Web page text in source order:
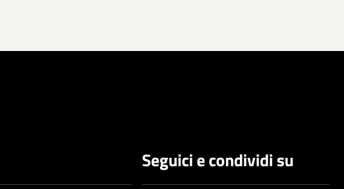
Seguici e condividi su